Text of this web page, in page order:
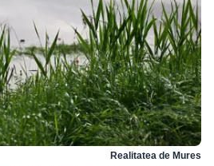
Realitatea de Mures